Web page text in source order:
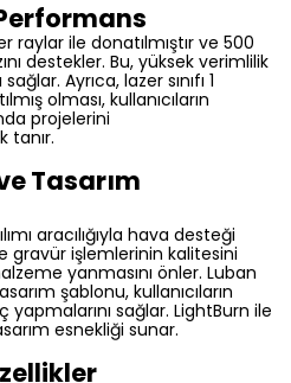
raylar ile donatılmıştır ve 500
destekler. Bu, yüksek verimlilik
Ayrıca, lazer sınıfı 1
olması, kullanıcıların
projelerini
tanır.
Tasarım
aracılığıyla hava desteği
gravür işlemlerinin kalitesini
yanmasını önler. Luban
şablonu, kullanıcıların
yapmalarını sağlar. LightBurn ile
esnekliği sunar.